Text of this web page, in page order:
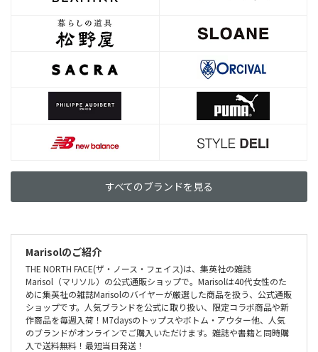
すべてのブランドを見る
Marisolのご紹介
THE NORTH FACE(ザ・ノース・フェイス)は、集英社の雑誌
Marisol（マリソル）の公式通販ショップで。Marisolは40代女性のた
めに集英社の雑誌Marisolのバイヤーが厳選した商品を扱う、公式通販
ショップです。人気ブランドを公式に取り扱い、限定コラボ商品や新
作商品を毎週入荷！M7daysのトップスやボトム・アウター他、人気
のブランドがオンラインでご購入いただけます。雑誌や書籍と同時購
入で送料無料！最短当日発送！